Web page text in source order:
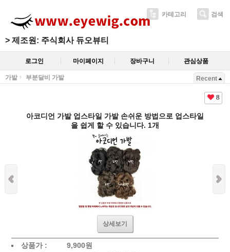
> 제조원: 주식회사 듀오뷰티
카테고리 검색
로그인 마이페이지 장바구니 관심상품
가발 부분달비 가발 Recent
8
아코디언 가발 업스타일 가발 손쉬운 방법으로 업스타일
을 쉽게 할 수 있습니다. 1개
상세보기
상품가 : 9,900원